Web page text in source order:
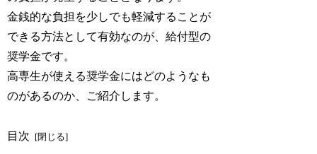
金銭的な負担を少しでも軽減することが
できる方法として有効なのが、給付型の
奨学金です。
高専生が使える奨学金にはどのようなも
のがあるのか、ご紹介します。
目次